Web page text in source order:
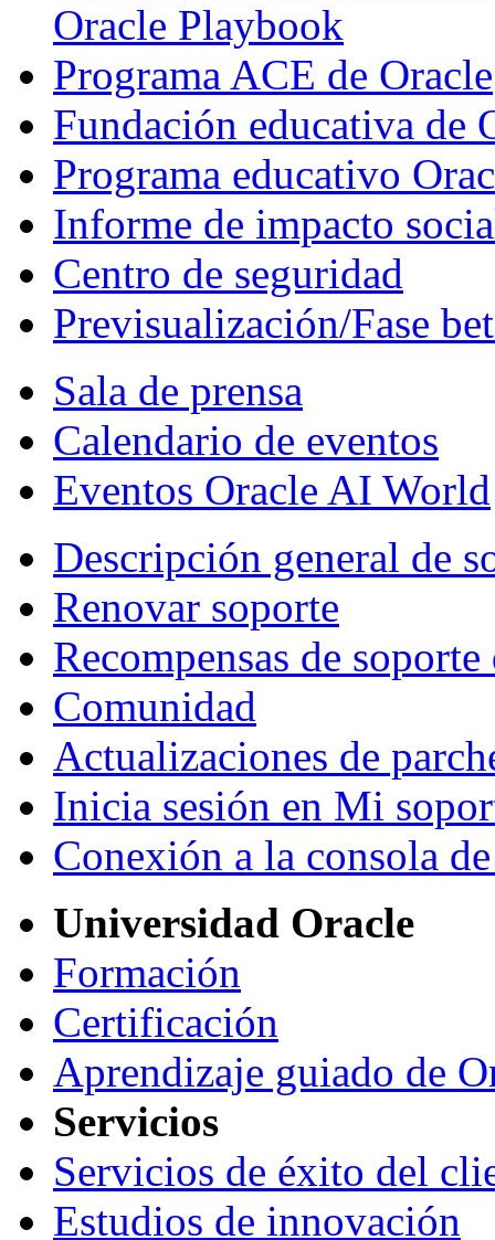
Oracle Playbook
Programa ACE de Oracle
Fundación educativa de
Programa educativo
Informe de impacto
Centro de seguridad
Previsualización/Fase
Sala de prensa
Calendario de eventos
Eventos Oracle AI World
Descripción general de
Renovar soporte
Recompensas de
Comunidad
Actualizaciones de
Inicia sesión en Mi
Conexión a la consola
Universidad Oracle
Formación
Certificación
Aprendizaje guiado de
Servicios
Servicios de éxito del
Estudios de innovación